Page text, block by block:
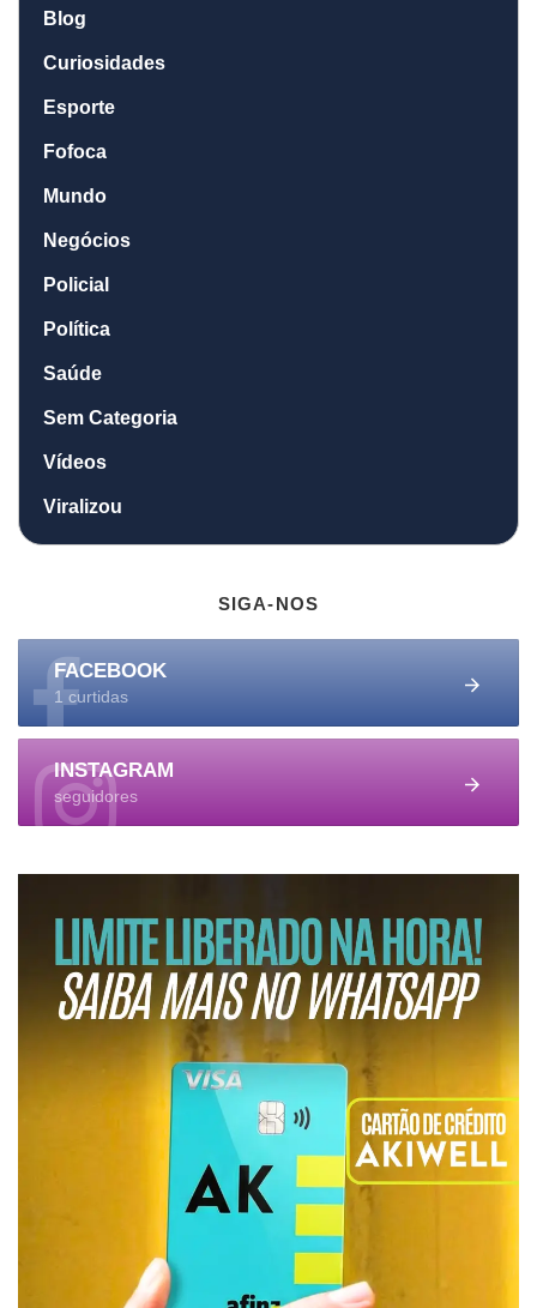
Blog
Curiosidades
Esporte
Fofoca
Mundo
Negócios
Policial
Política
Saúde
Sem Categoria
Vídeos
Viralizou
SIGA-NOS
FACEBOOK
1 curtidas
INSTAGRAM
seguidores